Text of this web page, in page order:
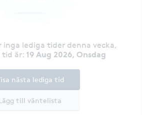
inga lediga tider denna vecka,
tid är: 19 Aug 2026, Onsdag
till väntelista
nästa lediga tid